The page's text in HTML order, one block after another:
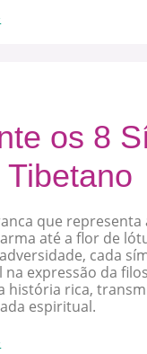
os 8
que representa
até a flor de
cada
expressão da
história rica,
espiritual.